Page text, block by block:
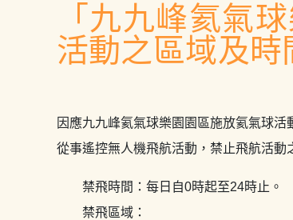
「九九峰氦氣
活動之區域及
因應九九峰氦氣球樂園園區施放氦氣球
從事遙控無人機飛航活動，禁止飛航活動
禁飛時間：每日自0時起至24時止。
禁飛區域：